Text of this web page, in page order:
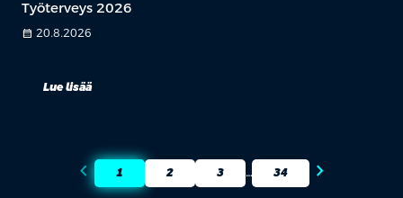
Työterveys 2026
calendar_month 20.8.2026
Lue lisää
chevron_left 1 2 3 … 34 chevron_right